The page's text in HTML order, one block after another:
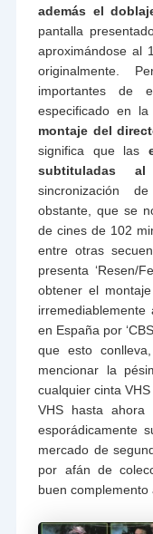
además el
pantalla
aproximándose al
originalmente.
importantes de
especificado en
montaje del
significa que las
subtituladas al
sincronización
obstante, que se
de cines de 102
entre otras
presenta ‘Resen/
obtener el
en España por
que esto
mencionar la
cualquier cinta
VHS hasta ahora
esporádicamente
mercado de
por afán de
buen complemento